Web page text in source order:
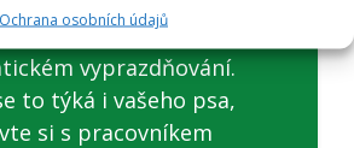
Ochrana osobních údajů
brání v
vyprazdňování.
to týká i vašeho psa,
si s pracovníkem